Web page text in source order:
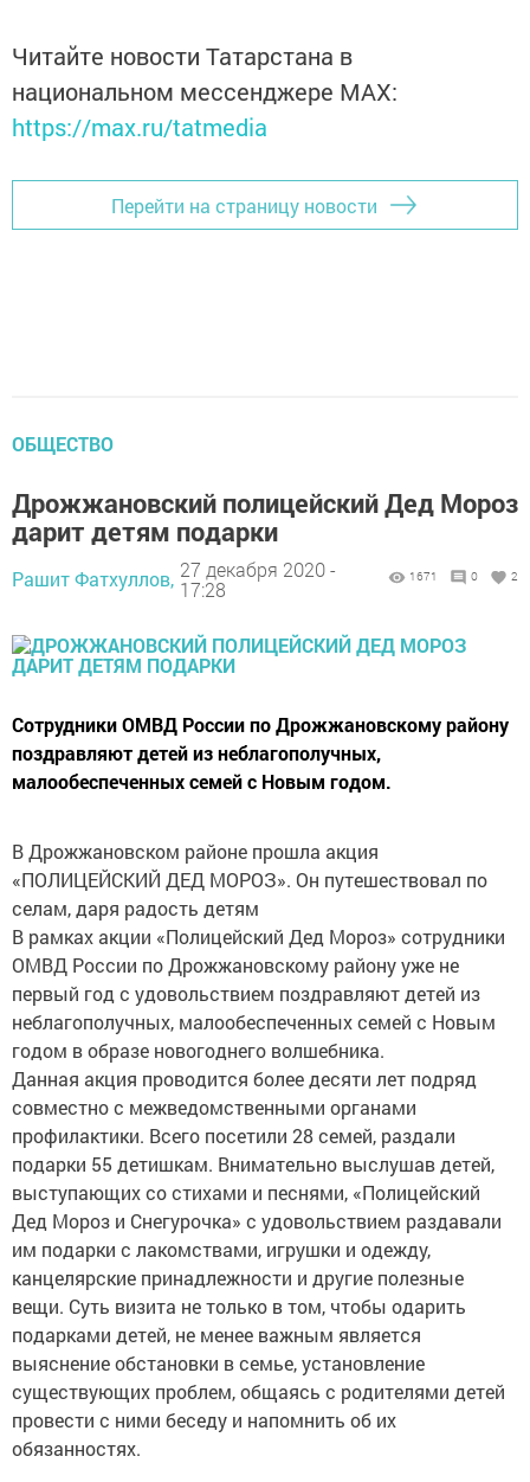
Читайте новости Татарстана в
национальном мессенджере MАХ:
https://max.ru/tatmedia
Перейти на страницу новости
ОБЩЕСТВО
Дрожжановский полицейский Дед Мороз
дарит детям подарки
Рашит Фатхуллов, 27 декабря 2020 -
17:28
1671 0 2
Сотрудники ОМВД России по Дрожжановскому району
поздравляют детей из неблагополучных,
малообеспеченных семей с Новым годом.
В Дрожжановском районе прошла акция
«ПОЛИЦЕЙСКИЙ ДЕД МОРОЗ». Он путешествовал по
селам, даря радость детям
В рамках акции «Полицейский Дед Мороз» сотрудники
ОМВД России по Дрожжановскому району уже не
первый год с удовольствием поздравляют детей из
неблагополучных, малообеспеченных семей с Новым
годом в образе новогоднего волшебника.
Данная акция проводится более десяти лет подряд
совместно с межведомственными органами
профилактики. Всего посетили 28 семей, раздали
подарки 55 детишкам. Внимательно выслушав детей,
выступающих со стихами и песнями, «Полицейский
Дед Мороз и Снегурочка» с удовольствием раздавали
им подарки с лакомствами, игрушки и одежду,
канцелярские принадлежности и другие полезные
вещи. Суть визита не только в том, чтобы одарить
подарками детей, не менее важным является
выяснение обстановки в семье, установление
существующих проблем, общаясь с родителями детей
провести с ними беседу и напомнить об их
обязанностях.